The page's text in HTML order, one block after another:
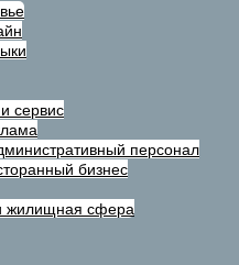
сервис
персонал
бизнес
жилищная сфера